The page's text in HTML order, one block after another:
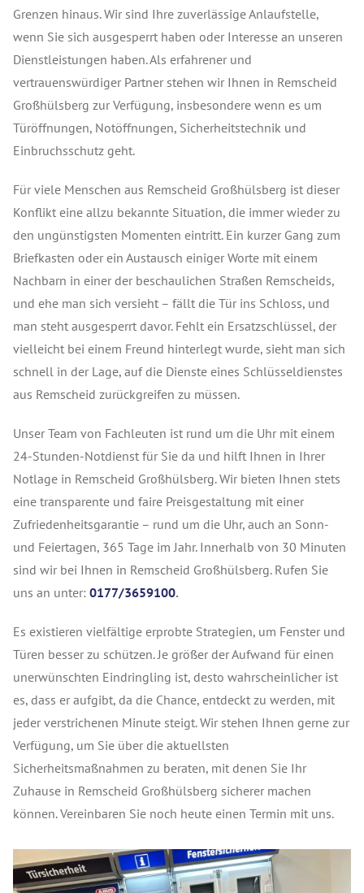
Grenzen hinaus. Wir sind Ihre zuverlässige Anlaufstelle,
wenn Sie sich ausgesperrt haben oder Interesse an unseren
Dienstleistungen haben. Als erfahrener und
vertrauenswürdiger Partner stehen wir Ihnen in Remscheid
Großhülsberg zur Verfügung, insbesondere wenn es um
Türöffnungen, Notöffnungen, Sicherheitstechnik und
Einbruchsschutz geht.
Für viele Menschen aus Remscheid Großhülsberg ist dieser
Konflikt eine allzu bekannte Situation, die immer wieder zu
den ungünstigsten Momenten eintritt. Ein kurzer Gang zum
Briefkasten oder ein Austausch einiger Worte mit einem
Nachbarn in einer der beschaulichen Straßen Remscheids,
und ehe man sich versieht – fällt die Tür ins Schloss, und
man steht ausgesperrt davor. Fehlt ein Ersatzschlüssel, der
vielleicht bei einem Freund hinterlegt wurde, sieht man sich
schnell in der Lage, auf die Dienste eines Schlüsseldienstes
aus Remscheid zurückgreifen zu müssen.
Unser Team von Fachleuten ist rund um die Uhr mit einem
24-Stunden-Notdienst für Sie da und hilft Ihnen in Ihrer
Notlage in Remscheid Großhülsberg. Wir bieten Ihnen stets
eine transparente und faire Preisgestaltung mit einer
Zufriedenheitsgarantie – rund um die Uhr, auch an Sonn-
und Feiertagen, 365 Tage im Jahr. Innerhalb von 30 Minuten
sind wir bei Ihnen in Remscheid Großhülsberg. Rufen Sie
uns an unter: 0177/3659100.
Es existieren vielfältige erprobte Strategien, um Fenster und
Türen besser zu schützen. Je größer der Aufwand für einen
unerwünschten Eindringling ist, desto wahrscheinlicher ist
es, dass er aufgibt, da die Chance, entdeckt zu werden, mit
jeder verstrichenen Minute steigt. Wir stehen Ihnen gerne zur
Verfügung, um Sie über die aktuellsten
Sicherheitsmaßnahmen zu beraten, mit denen Sie Ihr
Zuhause in Remscheid Großhülsberg sicherer machen
können. Vereinbaren Sie noch heute einen Termin mit uns.